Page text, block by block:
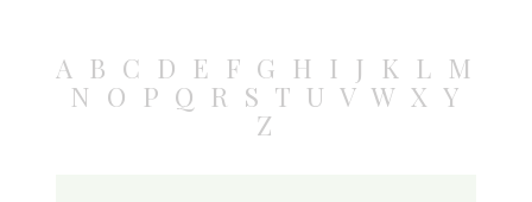
A B C D E F G H I J K L M
N O P Q R S T U V W X Y
Z